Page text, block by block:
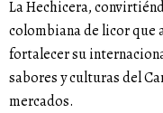
La Hechicera,
colombiana de licor que
fortalecer su
sabores y culturas del
mercados.